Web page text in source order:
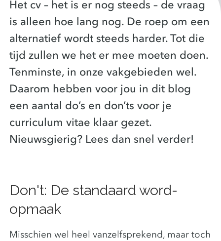
Het cv – het is er nog steeds – de vraag
is alleen hoe lang nog. De roep om een
alternatief wordt steeds harder. Tot die
tijd zullen we het er mee moeten doen.
Tenminste, in onze vakgebieden wel.
Daarom hebben voor jou in dit blog
een aantal do’s en don’ts voor je
curriculum vitae klaar gezet.
Nieuwsgierig? Lees dan snel verder!
Don't: De standaard word-
opmaak
Misschien wel heel vanzelfsprekend, maar toch